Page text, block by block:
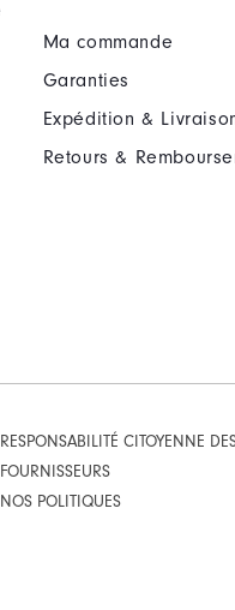
Ma commande
Garanties
Expédition &
Retours &
RESPONSABILITÉ CITOYENNE
FOURNISSEURS
NOS POLITIQUES